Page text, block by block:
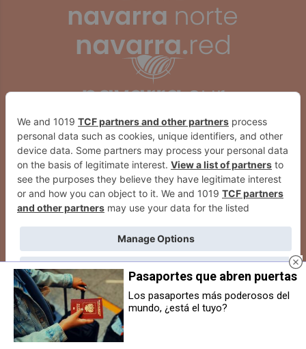
Un herido grave en Egüés tras
despeñarse con su coche y dar
positivo en el control de
alcoholemia de la Guardia Civil
El Valle de Egüés organiza un
Pasaportes que abren puertas
Los pasaportes más poderosos del
mundo, ¿está el tuyo?